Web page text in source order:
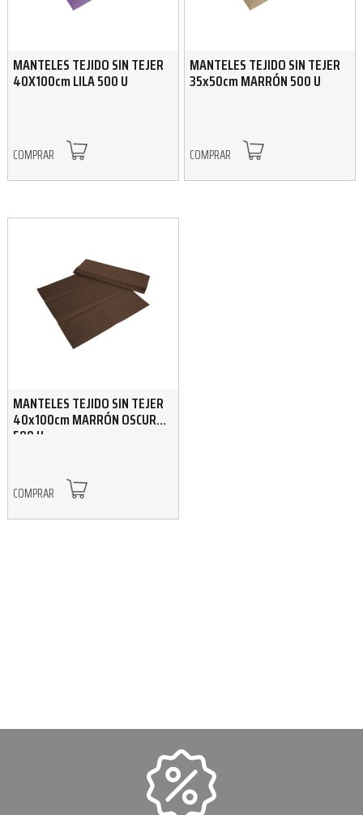
MANTELES TEJIDO SIN TEJER
40X100cm LILA 500 U
COMPRAR
MANTELES TEJIDO SIN TEJER
35x50cm MARRÓN 500 U
COMPRAR
MANTELES TEJIDO SIN TEJER
40x100cm MARRÓN OSCURO
500 U
COMPRAR